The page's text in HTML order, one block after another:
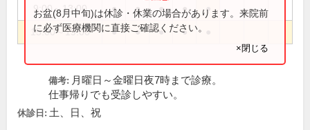
9:00～13:00 ● ● ● ● ●
15:00～19:00 ● ● ● ●
お盆(8月中旬)は休診・休業の場合があります。来院前
に必ず医療機関に直接ご確認ください。
×閉じる
備考: 月曜日～金曜日夜7時まで診療。
仕事帰りでも受診しやすい。
休診日: 土、日、祝